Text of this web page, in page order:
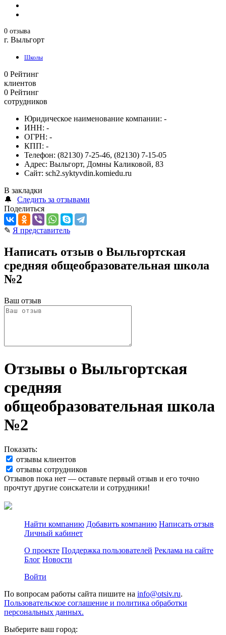
0 отзыва
г. Выльгорт
Школы
0 Рейтинг
клиентов
0 Рейтинг
сотрудников
Юридическое наименование компании: -
ИНН: -
ОГРН: -
КПП: -
Телефон: (82130) 7-25-46, (82130) 7-15-05
Адрес: Выльгорт, Домны Каликовой, 83
Сайт: sch2.syktyvdin.komiedu.ru
В закладки
🔔
Следить за отзывами
Поделиться
✎ Я представитель
Написать отзыв о Выльгортская
средняя общеобразовательная школа
№2
Ваш отзыв
Отзывы о Выльгортская
средняя
общеобразовательная школа
№2
Показать:
отзывы клиентов
отзывы сотрудников
Отзывов пока нет — оставьте первый отзыв и его точно
прочтут другие соискатели и сотрудники!
Найти компанию Добавить компанию Написать отзыв
Личный кабинет
О проекте Поддержка пользователей Реклама на сайте
Блог Новости
Войти
По вопросам работы сайта пишите на info@otsiv.ru.
Пользовательское соглашение и политика обработки
персональных данных.
Выберите ваш город: